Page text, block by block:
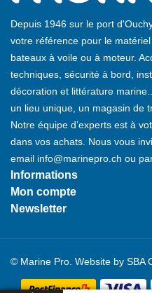
Depuis 1946 sur le port
votre référence pour le
bateaux à voile ou à moteur.
techniques, sécurité à bord,
décoration et littérature
un lieu unique, un magasin de
Notre équipe d’experts est à
dans vos achats. Nous vous
email info@marinepro.ch ou
Informations
Mon compte
Newsletter
© Marine Pro. Website by SBA